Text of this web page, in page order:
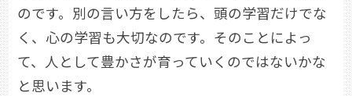
のです。別の言い方をしたら、頭の学習だけでな
く、心の学習も大切なのです。そのことによっ
て、人として豊かさが育っていくのではないかな
と思います。